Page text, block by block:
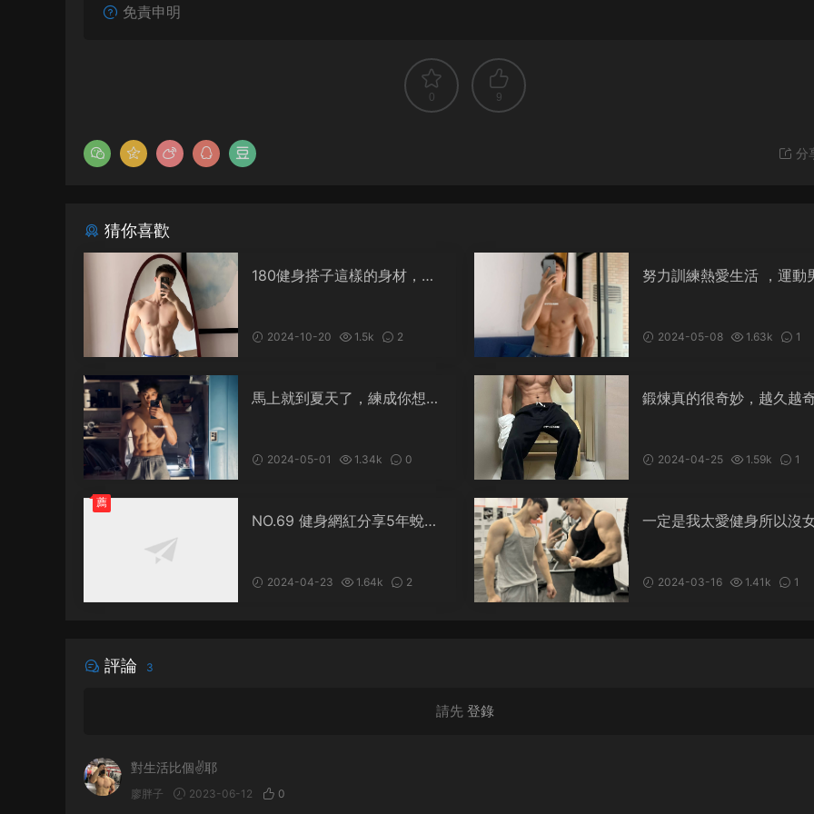
免責申明
0 9
分
猜你喜歡
180健身搭子這樣的身材，可
2024-10-20 1.5k 2
努力訓練熱愛生活 ，運動
2024-05-08 1.63k 1
馬上就到夏天了，練成你想要
2024-05-01 1.34k 0
鍛煉真的很奇妙，越久越
2024-04-25 1.59k 1
NO.69 健身網紅分享5年蛻變
2024-04-23 1.64k 2
薦
一定是我太愛健身所以沒
2024-03-16 1.41k 1
評論 3
請先 登錄
對生活比個✌耶
廖胖子 2023-06-12 0